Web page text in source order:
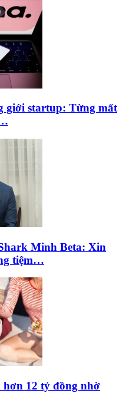
giới startup: Từng mất
Minh Beta: Xin
tiệm…
hơn 12 tỷ đồng nhờ